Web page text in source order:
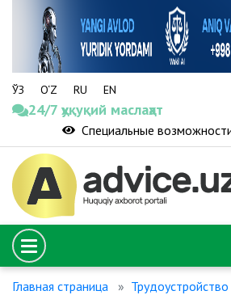
ЎЗ O‘Z RU EN
24/7 ҳуқуқий маслаҳат
Специальные
Главная страница Трудоустройство